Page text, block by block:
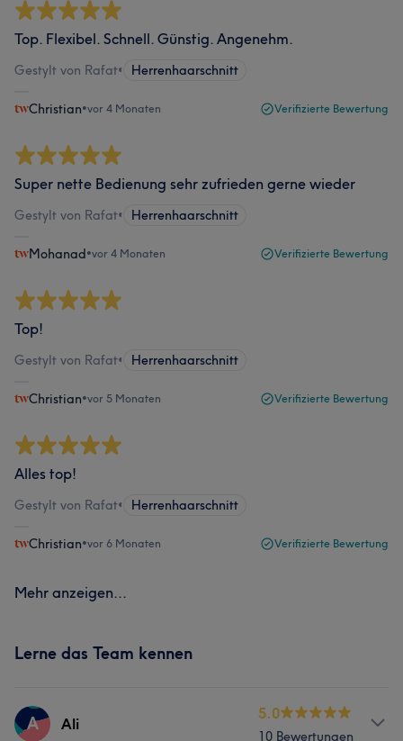
Top. Flexibel. Schnell. Günstig. Angenehm.
Gestylt von Rafat• Herrenhaarschnitt
Christian•vor 4 Monaten Verifizierte Bewertung
Super nette Bedienung sehr zufrieden gerne wieder
Gestylt von Rafat• Herrenhaarschnitt
Mohanad•vor 4 Monaten Verifizierte Bewertung
Top!
Gestylt von Rafat• Herrenhaarschnitt
Christian•vor 5 Monaten Verifizierte Bewertung
Alles top!
Gestylt von Rafat• Herrenhaarschnitt
Christian•vor 6 Monaten Verifizierte Bewertung
Mehr anzeigen...
Lerne das Team kennen
A Ali
5.0
10 Bewertungen